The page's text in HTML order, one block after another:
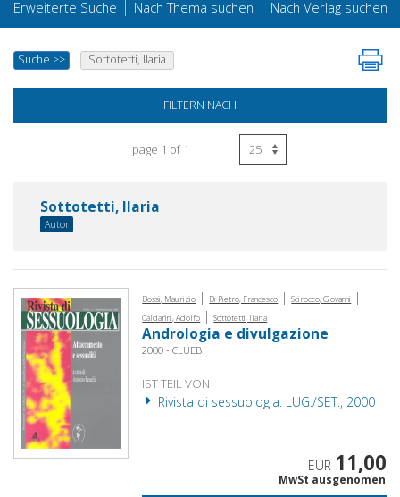
Erweiterte Suche | Nach Thema suchen | Nach Verlag suchen
Suche >> Sottotetti, Ilaria
FILTERN NACH
page 1 of 1
Sottotetti, Ilaria
Autor
Bossi, Maurizio | Di Pietro, Francesco | Scirocco, Giovanni |
Caldarini, Adolfo | Sottotetti, Ilaria
Andrologia e divulgazione
2000 - CLUEB
IST TEIL VON
Rivista di sessuologia. LUG./SET., 2000
EUR 11,00
MwSt ausgenomen